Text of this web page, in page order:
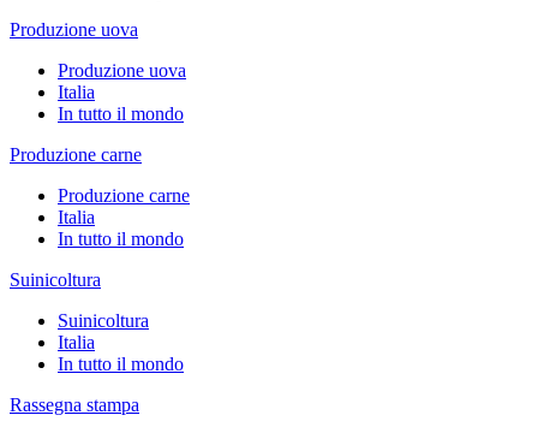
Produzione uova
Produzione uova
Italia
In tutto il mondo
Produzione carne
Produzione carne
Italia
In tutto il mondo
Suinicoltura
Suinicoltura
Italia
In tutto il mondo
Rassegna stampa